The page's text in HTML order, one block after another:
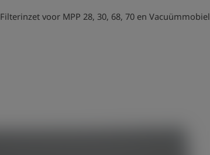
Filterinzet voor MPP 28, 30, 68, 70 en Vacuümmobiel